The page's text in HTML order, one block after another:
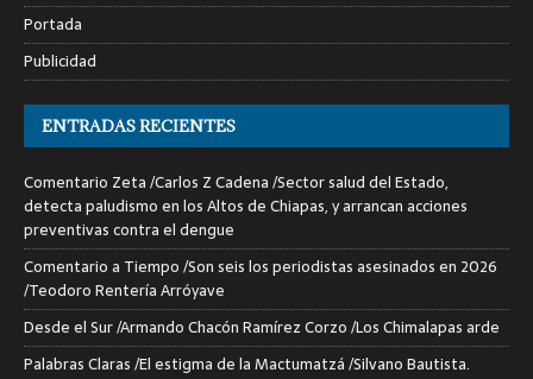
Portada
Publicidad
ENTRADAS RECIENTES
Comentario Zeta /Carlos Z Cadena /Sector salud del Estado,
detecta paludismo en los Altos de Chiapas, y arrancan acciones
preventivas contra el dengue
Comentario a Tiempo /Son seis los periodistas asesinados en 2026
/Teodoro Rentería Arróyave
Desde el Sur /Armando Chacón Ramírez Corzo /Los Chimalapas arde
Palabras Claras /El estigma de la Mactumatzá /Silvano Bautista.